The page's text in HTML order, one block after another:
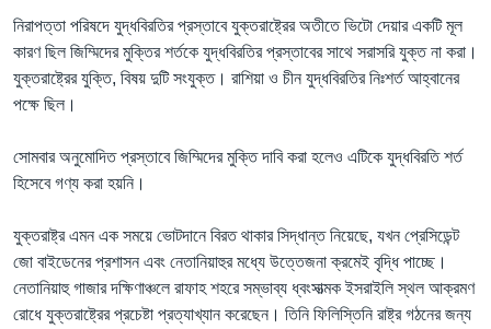
নিরাপত্তা পরিষদে যুদ্ধবিরতির প্রস্তাবে যুক্তরাষ্ট্রের অতীতে ভিটো দেয়ার একটি মূল
কারণ ছিল জিম্মিদের মুক্তির শর্তকে যুদ্ধবিরতির প্রস্তাবের সাথে সরাসরি যুক্ত না করা।
যুক্তরাষ্ট্রের যুক্তি, বিষয় দুটি সংযুক্ত। রাশিয়া ও চীন যুদ্ধবিরতির নিঃশর্ত আহ্বানের
পক্ষে ছিল।
সোমবার অনুমোদিত প্রস্তাবে জিম্মিদের মুক্তি দাবি করা হলেও এটিকে যুদ্ধবিরতি শর্ত
হিসেবে গণ্য করা হয়নি।
যুক্তরাষ্ট্র এমন এক সময়ে ভোটদানে বিরত থাকার সিদ্ধান্ত নিয়েছে, যখন প্রেসিডেন্ট
জো বাইডেনের প্রশাসন এবং নেতানিয়াহুর মধ্যে উত্তেজনা ক্রমেই বৃদ্ধি পাচ্ছে।
নেতানিয়াহু গাজার দক্ষিণাঞ্চলে রাফাহ শহরে সম্ভাব্য ধ্বংসাত্মক ইসরাইলি স্থল আক্রমণ
রোধে যুক্তরাষ্ট্রের প্রচেষ্টা প্রত্যাখ্যান করেছেন। তিনি ফিলিস্তিনি রাষ্ট্র গঠনের জন্য